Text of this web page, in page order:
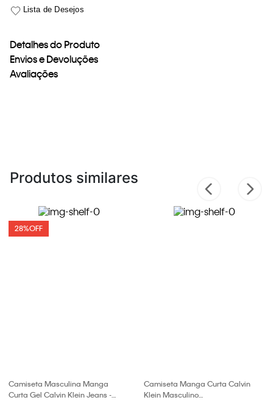
Detalhes do Produto
Envios e Devoluções
Avaliações
Produtos similares
28%OFF
Camiseta Masculina Manga
Curta Gel Calvin Klein Jeans -
Camiseta Manga Curta Calvin
Klein Masculino